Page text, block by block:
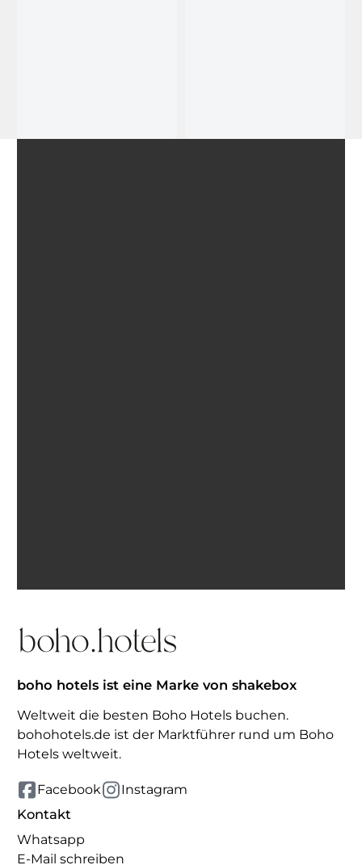
boho hotels ist eine Marke von shakebox
Weltweit die besten Boho Hotels buchen.
bohohotels.de ist der Marktführer rund um Boho
Hotels weltweit.
Facebook Instagram
Kontakt
Whatsapp
E-Mail schreiben